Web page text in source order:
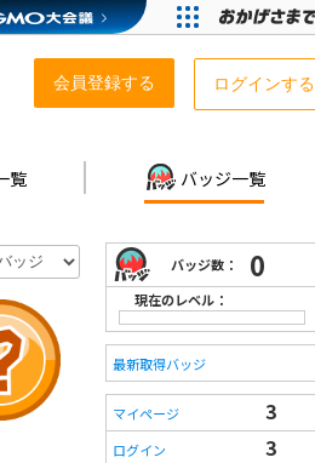
会員登録する ログインする
覧 バッジ一覧
バッジ数： 0
現在のレベル：
最新取得バッジ
マイページ 3
ログイン 3